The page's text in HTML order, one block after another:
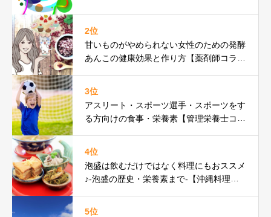
2位
甘いものがやめられない女性のための発酵
あんこの健康効果と作り方【薬剤師コラ
3位
アスリート・スポーツ選手・スポーツをす
る方向けの食事・栄養素【管理栄養士コラ
4位
泡盛は飲むだけではなく料理にもおススメ
♪-泡盛の歴史・栄養素まで-【沖縄料理研
5位